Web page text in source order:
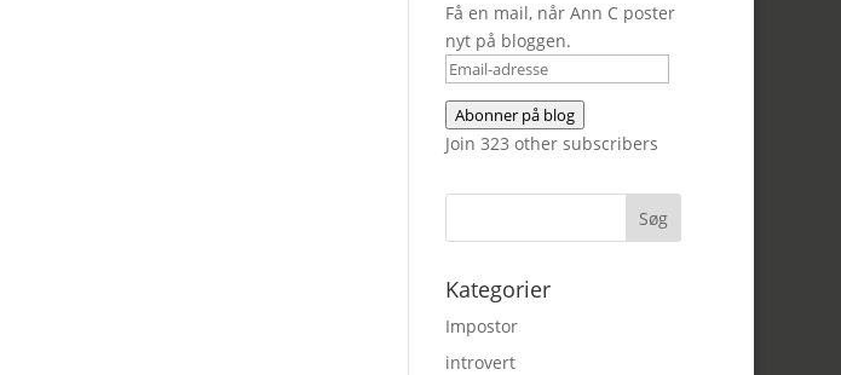
Få en mail, når Ann C poster
nyt på bloggen.
Email-
adresse
Abonner på blog
Join 323 other subscribers
Kategorier
Impostor
introvert